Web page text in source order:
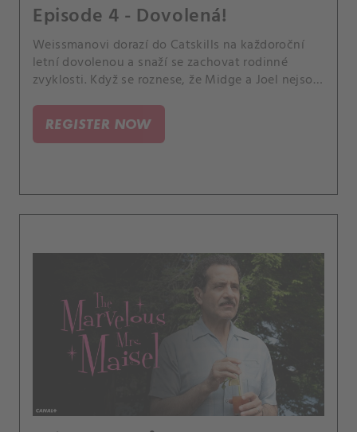
Episode 4 - Dovolená!
Weissmanovi dorazí do Catskills na každoroční
letní dovolenou a snaží se zachovat rodinné
zvyklosti. Když se roznese, že Midge a Joel nejsou
milostného života.
REGISTER NOW